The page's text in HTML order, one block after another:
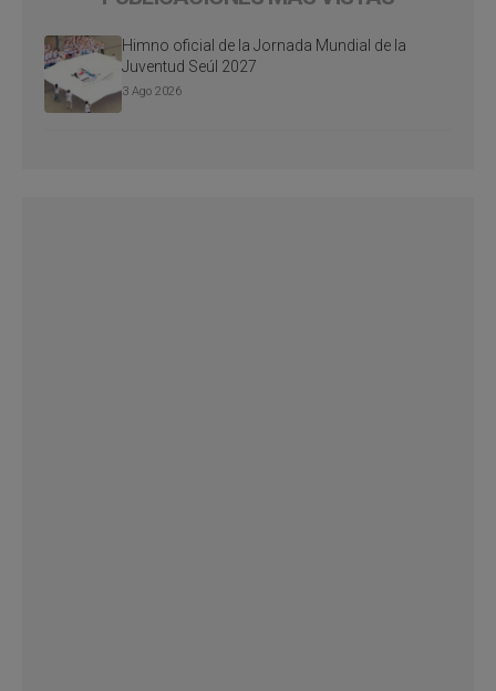
Himno oficial de la Jornada Mundial de la
Juventud Seúl 2027
3 Ago 2026